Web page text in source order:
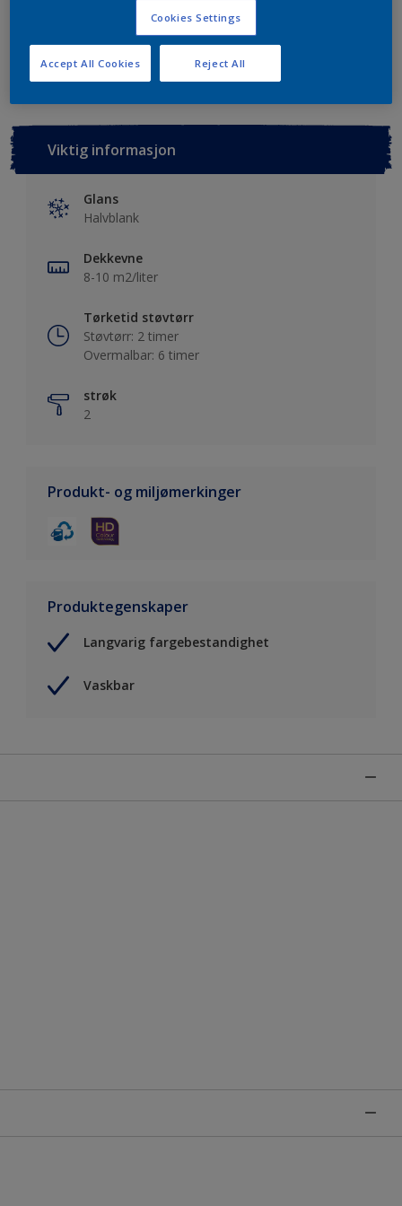
Lagre i dine prosjekter Finn en forhandler
Viktig informasjon
Glans
Halvblank
Dekkevne
8-10 m2/liter
Tørketid støvtørr
Støvtørr: 2 timer
Overmalbar: 6 timer
strøk
2
Produkt- og miljømerkinger
Produktegenskaper
Langvarig fargebestandighet
Vaskbar
Cookies Settings
Reject All
Accept All Cookies